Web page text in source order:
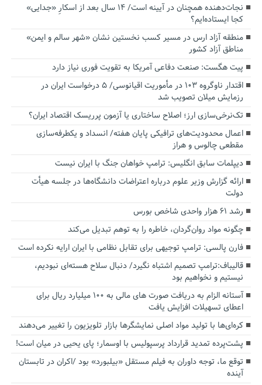
نجات‌دهنده‌ همچنان در آیینه است/ ۱۴ سال بعد از اسکارِ «جدایی»
کجا ایستاده‌ایم؟
منطقه آزاد ارس در مسیر کسب نخستین نشان «شهر سالم و ایمن»
مناطق آزاد کشور
پیت هگست: صنعت دفاعی آمریکا به تقویت فوری نیاز دارد
اقتدار ناوگروه ۱۰۳ در مأموریت‌ اقیانوسی/ ۵ درخواست ایران در
رزمایش میلان تصویب شد
تک‌نرخی‌سازی ارز؛ اصلاح ساختاری یا آزمون پرریسک اقتصاد ایران؟
اعمال محدودیت‌های ترافیکی پایان هفته/ انسداد و یکطرفه‌سازی
مقطعی چالوس و هراز
دیپلمات سابق انگلیس:‌ ترامپ خواهان جنگ با ایران نیست
ارائه گزارش وزیر علوم درباره اعتراضات دانشگاه‌ها در جلسه هیأت
دولت
رشد ۶۱ هزار واحدی شاخص بورس
چگونه مواد روان‌گردان، خاطره را به توهم تبدیل می‌کند
فارن پالسی: ترامپ توجیهی برای تقابل نظامی با ایران ارایه نکرده است
قالیباف:ترامپ تصمیم اشتباه نگیرد/ دنبال سلاح هسته‌ای نبودیم،
نیستیم و نخواهیم بود
آستانه الزام به دریافت صورت های مالی به ۱۰۰ میلیارد ریال برای
اعطای تسهیلات افزایش یافت
کره‌ای‌ها با تولید مواد اصلی نمایشگرها بازار تلویزیون را تغییر می‌دهند
پشت‌پرده تمدید قرارداد پرسپولیس با اوسمار؛ پای یحیی در میان است!
توقع ما، توجه داوران به فیلم مستقل «بیلبورد» بود /اکران در تابستان
آینده